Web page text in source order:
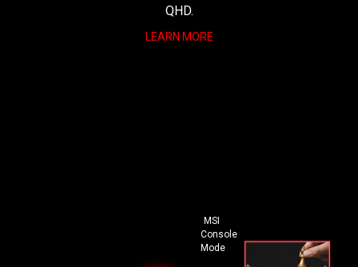
QHD.
LEARN MORE
MSI
Console
Mode